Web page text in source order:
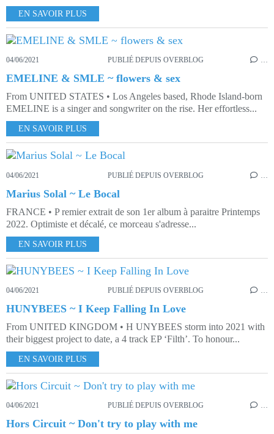
EN SAVOIR PLUS
04/06/2021 PUBLIÉ DEPUIS OVERBLOG …
EMELINE & SMLE ~ flowers & sex
From UNITED STATES • Los Angeles based, Rhode Island-born
EMELINE is a singer and songwriter on the rise. Her effortless...
EN SAVOIR PLUS
04/06/2021 PUBLIÉ DEPUIS OVERBLOG
Marius Solal ~ Le Bocal
FRANCE • P remier extrait de son 1er album à paraitre Printemps
2022. Optimiste et décalé, ce morceau s'adresse...
EN SAVOIR PLUS
04/06/2021 PUBLIÉ DEPUIS OVERBLOG …
HUNYBEES ~ I Keep Falling In Love
From UNITED KINGDOM • H UNYBEES storm into 2021 with
their biggest project to date, a 4 track EP ‘Filth’. To honour...
EN SAVOIR PLUS
04/06/2021 PUBLIÉ DEPUIS OVERBLOG …
Hors Circuit ~ Don't try to play with me